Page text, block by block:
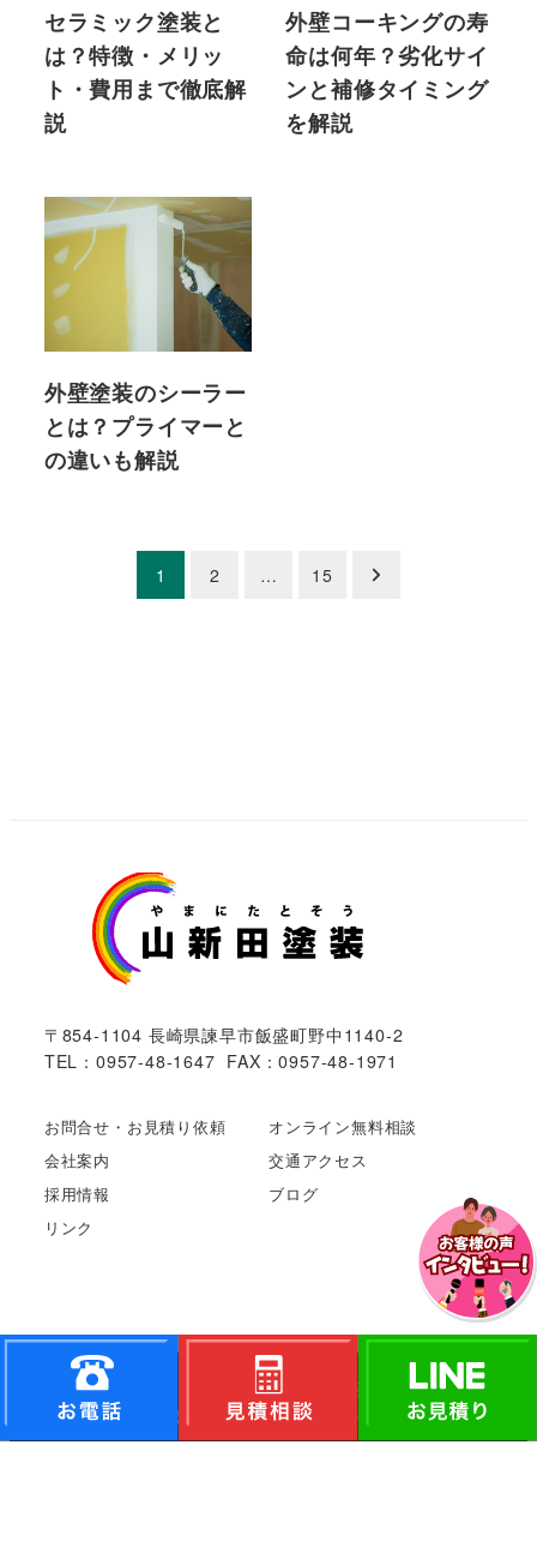
セラミック塗装と
は？特徴・メリッ
ト・費用まで徹底解
説
外壁コーキングの寿
命は何年？劣化サイ
ンと補修タイミング
を解説
外壁塗装のシーラー
とは？プライマーと
の違いも解説
1 2 … 15
〒854-1104 長崎県諫早市飯盛町野中1140-2
TEL：0957-48-1647 FAX：0957-48-1971
お問合せ・お見積り依頼
オンライン無料相談
会社案内
交通アクセス
採用情報
ブログ
リンク
Copyright©
長崎市や諫早市で外壁･屋根塗装ならやまに
た塗装
All Rights Reserved.